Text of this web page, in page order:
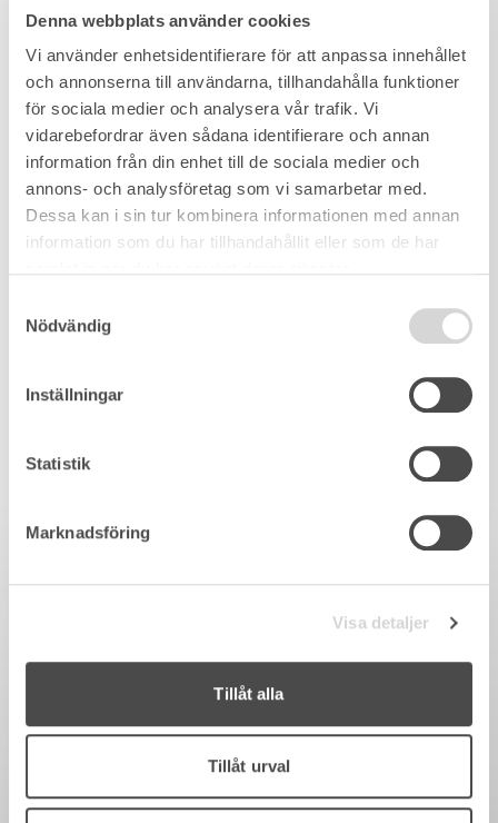
Denna webbplats använder cookies
Vi använder enhetsidentifierare för att anpassa innehållet
och annonserna till användarna, tillhandahålla funktioner
för sociala medier och analysera vår trafik. Vi
vidarebefordrar även sådana identifierare och annan
information från din enhet till de sociala medier och
annons- och analysföretag som vi samarbetar med.
Dessa kan i sin tur kombinera informationen med annan
information som du har tillhandahållit eller som de har
Nödvändig
Inställningar
Statistik
Marknadsföring
Visa detaljer
Tillåt alla
Tillåt urval